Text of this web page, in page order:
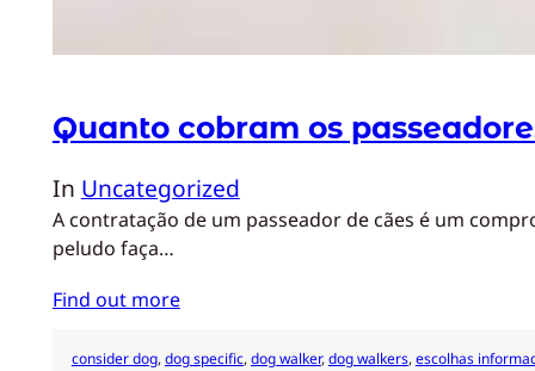
Quanto cobram os
In Uncategorized
A contratação de um passeador de cães é um
peludo faça…
Find out more
consider dog, dog specific, dog walker, dog walkers, escolhas